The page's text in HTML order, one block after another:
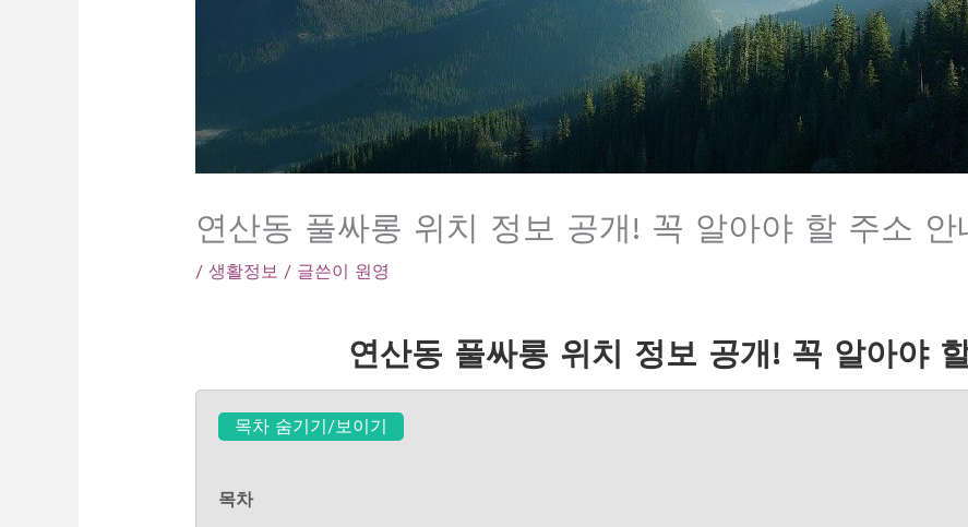
연산동 풀싸롱 위치 정보 공개! 꼭 알아야 할 주소 안
/ 생활정보 / 글쓴이 원영
연산동 풀싸롱 위치 정보 공개! 꼭 알아야
목차 숨기기/보이기
목차